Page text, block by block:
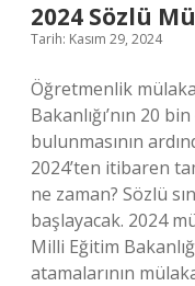
2024 Sözlü
Tarih: Kasım 29, 2024
Öğretmenlik
Bakanlığı’nın 20
bulunmasının
2024’ten itibaren
ne zaman? Sözlü
başlayacak. 2024
Milli Eğitim
atamalarının